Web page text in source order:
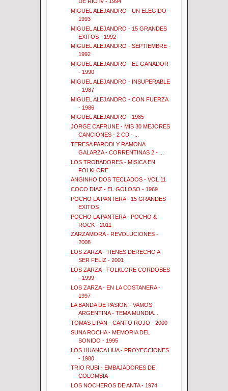
MIGUEL ALEJANDRO - UN ELEGIDO -
1993
MIGUEL ALEJANDRO - 15 GRANDES
EXITOS - 1992
MIGUEL ALEJANDRO - SEPTIEMBRE -
1992
MIGUEL ALEJANDRO - EL GANADOR
- 1990
MIGUEL ALEJANDRO - INSUPERABLE
- 1987
MIGUEL ALEJANDRO - CON FUERZA
- 1986
MIGUEL ALEJANDRO - 1985
JORGE CAFRUNE - MIS 30 MEJORES
CANCIONES - 2 CD - ...
TERESA PARODI Y RAMONA
GALARZA - CORRENTINAS 2 - ...
LOS TROBADORES - MISICA EN
FOLKLORE
ANGINHO DOS TECLADOS - VOL 11
COCO DIAZ - EL GOLOSO - 1969
POCHO LA PANTERA - 15 GRANDES
EXITOS
POCHO LA PANTERA - POCHO &
ROCK - 2011
ZARZAMORA - REVOLUCIONES -
2008
LOS ZARZA - TIENES DERECHO A
SER FELIZ - 2001
LOS ZARZA - FOLKLORE CORDOBES
- 1999
LOS ZARZA - EN LA COSTANERA -
1997
LA BANDA DE PASION - VAMOS
ARGENTINA - TEMA MUNDIA...
TOMAS LIPAN - CANTO ROJO - 2000
SUNA ROCHA - MEMORIA DEL
SONIDO - 1995
LOS HUANCA HUA - PROYECCIONES
- 1980
TRIO RUBI - EMBAJADORES DE
COLOMBIA
LOS NOCHEROS DE ANTA - 1974